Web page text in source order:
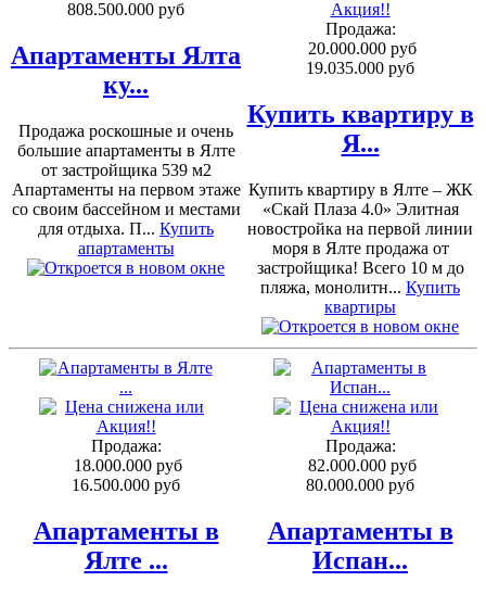
808.500.000 руб
Апартаменты Ялта
ку...
Продажа роскошные и очень
большие апартаменты в Ялте
от застройщика 539 м2
Апартаменты на первом этаже
со своим бассейном и местами
для отдыха. П... Купить
апартаменты
Продажа:
20.000.000 руб
19.035.000 руб
Купить квартиру в
Я...
Купить квартиру в Ялте – ЖК
«Скай Плаза 4.0» Элитная
новостройка на первой линии
моря в Ялте продажа от
застройщика! Всего 10 м до
пляжа, монолитн... Купить
квартиры
Продажа:
18.000.000 руб
16.500.000 руб
Апартаменты в
Ялте ...
Продажа:
82.000.000 руб
80.000.000 руб
Апартаменты в
Испан...